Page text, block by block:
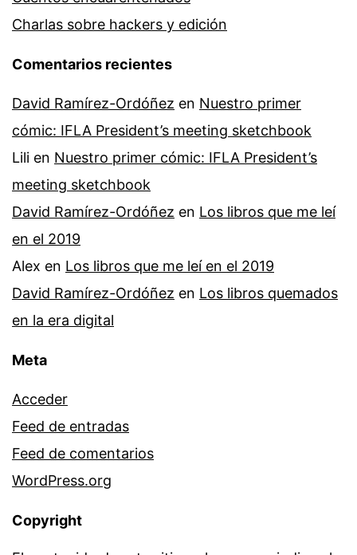
Charlas sobre hackers y edición
Comentarios recientes
David Ramírez-Ordóñez en Nuestro primer
cómic: IFLA President’s meeting sketchbook
Lili en Nuestro primer cómic: IFLA President’s
meeting sketchbook
David Ramírez-Ordóñez en Los libros que me leí
en el 2019
Alex en Los libros que me leí en el 2019
David Ramírez-Ordóñez en Los libros quemados
en la era digital
Meta
Acceder
Feed de entradas
Feed de comentarios
WordPress.org
Copyright